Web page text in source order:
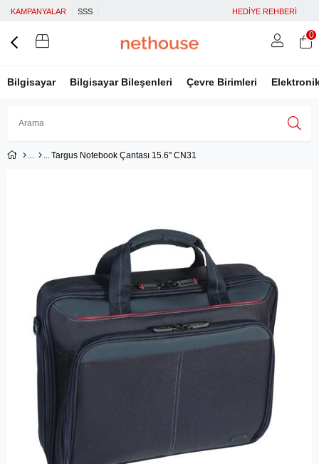
KAMPANYALAR SSS HEDİYE REHBERİ
Bilgisayar Bilgisayar Bileşenleri Çevre Birimleri
Üye Girişi Üye Ol
0
Targus Notebook Çantası 15.6'' CN31